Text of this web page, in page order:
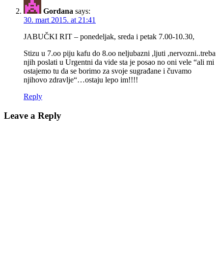
Gordana says:
30. mart 2015. at 21:41
JABUČKI RIT – ponedeljak, sreda i petak 7.00-10.30,
Stizu u 7.oo piju kafu do 8.oo neljubazni ,ljuti ,nervozni..treba
njih poslati u Urgentni da vide sta je posao no oni vele “ali mi
ostajemo tu da se borimo za svoje sugrađane i čuvamo
njihovo zdravlje“…ostaju lepo im!!!!
Reply
Leave a Reply